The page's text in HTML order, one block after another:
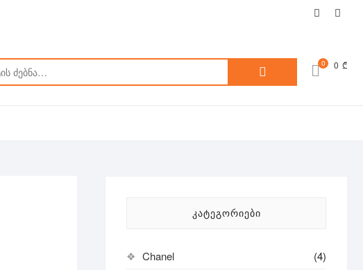
facebook
0 0 ₾
ᲙᲐᲢᲔᲒᲝᲠᲘᲔᲑᲘ
Chanel
(4)